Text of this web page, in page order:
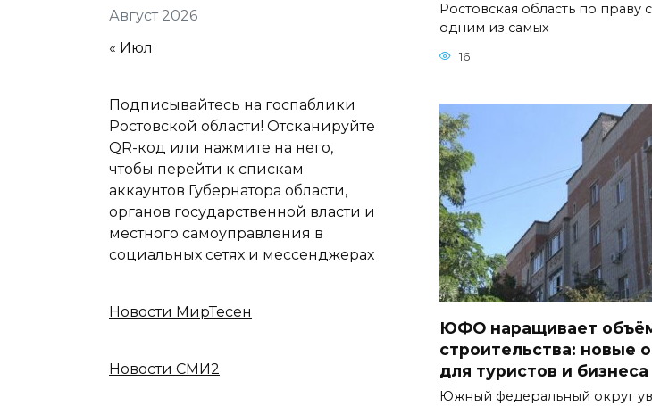
Ростовская область по праву
одним из самых
16
ЮФО наращивает
строительства: новые
для туристов и бизнеса
Южный федеральный округ
Август 2026
« Июл
Подписывайтесь на госпаблики
Ростовской области! Отсканируйте
QR-код или нажмите на него,
чтобы перейти к спискам
аккаунтов Губернатора области,
органов государственной власти и
местного самоуправления в
социальных сетях и мессенджерах
Новости МирТесен
Новости СМИ2